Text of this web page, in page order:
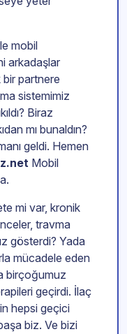
mobil
arkadaşlar
partnere
sistemimiz
Biraz
mı bunaldın?
geldi. Hemen
Mobil
mi var, kronik
travma
gösterdi? Yada
mücadele eden
birçoğumuz
geçirdi. İlaç
hepsi geçici
biz. Ve bizi